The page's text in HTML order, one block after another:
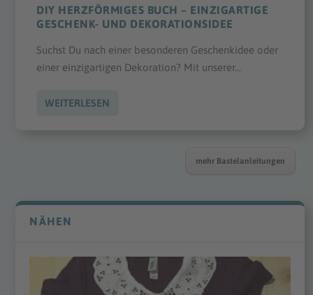
DIY HERZFÖRMIGES BUCH – EINZIGARTIGE
GESCHENK- UND DEKORATIONSIDEE
Suchst Du nach einer besonderen Geschenkidee oder
einer einzigartigen Dekoration? Mit unserer...
WEITERLESEN
mehr Bastelanleitungen
NÄHEN